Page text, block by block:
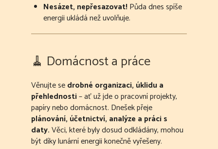
Nesázet, nepřesazovat!Půda dnes spíše
energii ukládá než uvolňuje.
🧹 Domácnost a práce
Věnujte sedrobné organizaci, úklidu a
přehlednosti– ať už jde o pracovní projekty,
papíry nebo domácnost. Dnešek přeje
plánování, účetnictví, analýze a práci s
daty.Věci, které byly dosud odkládány, mohou
být díky lunární energii konečně vyřešeny.